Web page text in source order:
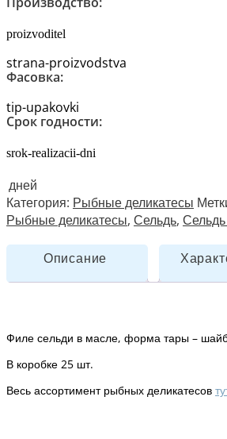
proizvoditel
strana-proizvodstva
Фасовка:
tip-upakovki
Срок годности:
srok-realizacii-dni
дней
Категория: Рыбные деликатесы
Рыбные деликатесы, Сельдь,
Описание
Филе сельди в масле, форма тары –
В коробке 25 шт.
Весь ассортимент рыбных деликатесов